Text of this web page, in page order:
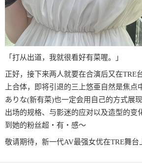
「打从出道，我就很看好有菜喔。」
正好，接下来两人就要在合演后又在TRE
上合体，即将引退的三上悠亜自然是焦点
ありな(新有菜)也一定会用自己的方式展
出场的规格、与影迷的应对以及造型的变
到她的粉丝超・有・感〜
敬请期待，新一代AV最强女优在TRE舞台